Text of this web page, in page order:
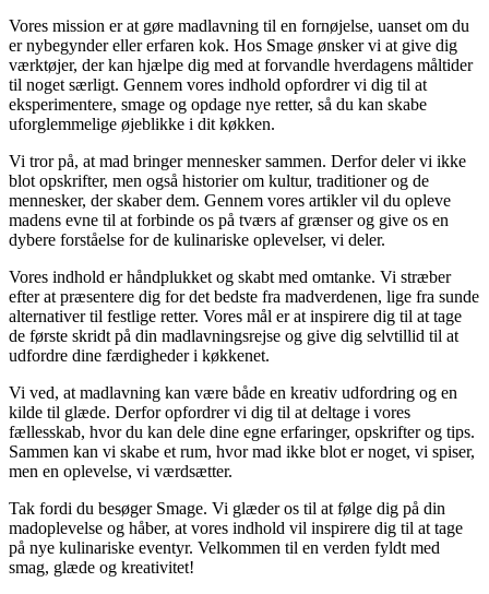
Vores mission er at gøre madlavning til en fornøjelse, uanset om du
er nybegynder eller erfaren kok. Hos Smage ønsker vi at give dig
værktøjer, der kan hjælpe dig med at forvandle hverdagens måltider
til noget særligt. Gennem vores indhold opfordrer vi dig til at
eksperimentere, smage og opdage nye retter, så du kan skabe
uforglemmelige øjeblikke i dit køkken.
Vi tror på, at mad bringer mennesker sammen. Derfor deler vi ikke
blot opskrifter, men også historier om kultur, traditioner og de
mennesker, der skaber dem. Gennem vores artikler vil du opleve
madens evne til at forbinde os på tværs af grænser og give os en
dybere forståelse for de kulinariske oplevelser, vi deler.
Vores indhold er håndplukket og skabt med omtanke. Vi stræber
efter at præsentere dig for det bedste fra madverdenen, lige fra sunde
alternativer til festlige retter. Vores mål er at inspirere dig til at tage
de første skridt på din madlavningsrejse og give dig selvtillid til at
udfordre dine færdigheder i køkkenet.
Vi ved, at madlavning kan være både en kreativ udfordring og en
kilde til glæde. Derfor opfordrer vi dig til at deltage i vores
fællesskab, hvor du kan dele dine egne erfaringer, opskrifter og tips.
Sammen kan vi skabe et rum, hvor mad ikke blot er noget, vi spiser,
men en oplevelse, vi værdsætter.
Tak fordi du besøger Smage. Vi glæder os til at følge dig på din
madoplevelse og håber, at vores indhold vil inspirere dig til at tage
på nye kulinariske eventyr. Velkommen til en verden fyldt med
smag, glæde og kreativitet!